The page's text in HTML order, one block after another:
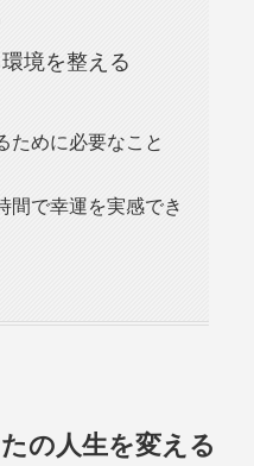
境を整える
ために必要なこと
間で幸運を実感でき
の人生を変える